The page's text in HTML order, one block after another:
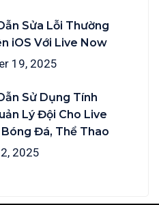
Sửa Lỗi Thường
iOS Với Live Now
19, 2025
Sử Dụng Tính
Lý Đội Cho Live
Đá, Thể Thao
2025